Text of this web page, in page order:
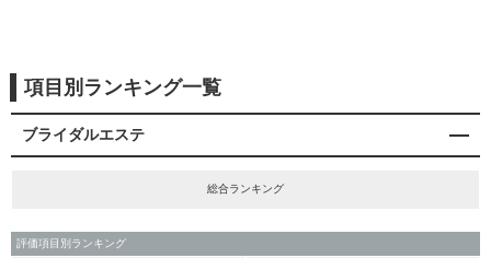
項目別ランキング一覧
ブライダルエステ
総合ランキング
評価項目別ランキング